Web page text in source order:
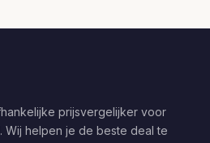
prijsvergelijker voor
Wij helpen je de beste deal te